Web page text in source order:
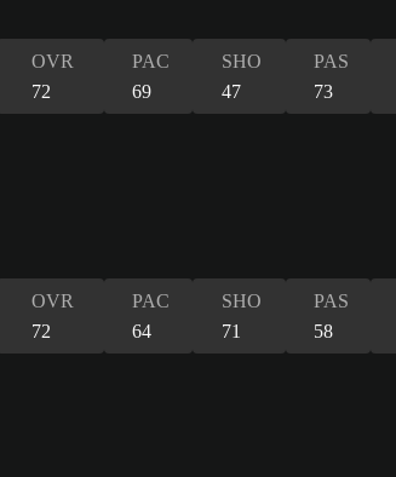
OVR
72
PAC
69
SHO
47
PAS
73
OVR
72
PAC
64
SHO
71
PAS
58